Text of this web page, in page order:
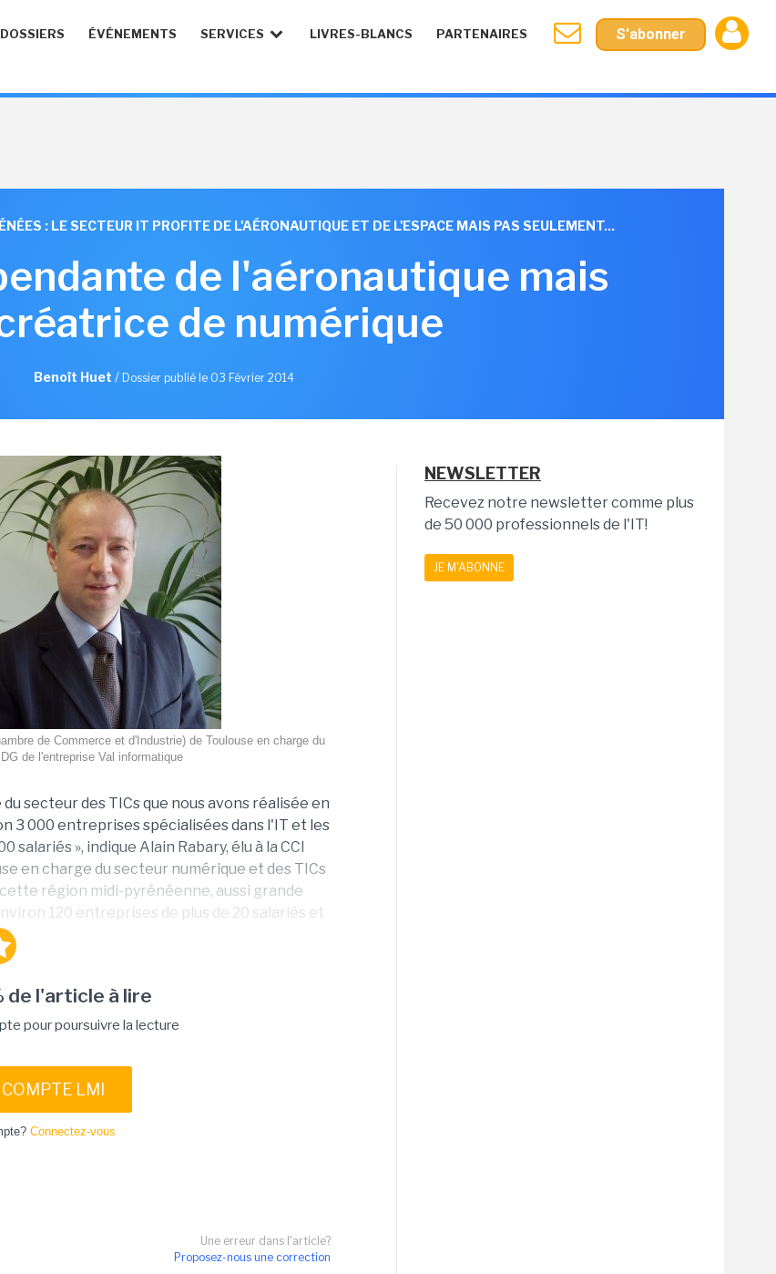
DOSSIERS ÉVÉNEMENTS SERVICES LIVRES-BLANCS PARTENAIRES S'abonner
: LE SECTEUR IT PROFITE DE L'AÉRONAUTIQUE ET DE L'ESPACE MAIS PAS SEULEMENT...
de l'aéronautique mais
de numérique
Benoît Huet / Dossier publié le 03 Février 2014
de Commerce et d'Industrie) de Toulouse en charge du
de l'entreprise Val informatique
secteur des TICs que nous avons réalisée en
3 000 entreprises spécialisées dans l'IT et les
», indique Alain Rabary, élu à la CCI
en charge du secteur numérique et des TICs
région midi-pyrénéenne, aussi grande
120 entreprises de plus de 20 salariés et
de l'article à lire
pour poursuivre la lecture
LMI
Connectez-vous
Une erreur dans l'article?
Proposez-nous une correction
NEWSLETTER
Recevez notre newsletter comme plus
de 50 000 professionnels de l'IT!
JE M'ABONNE